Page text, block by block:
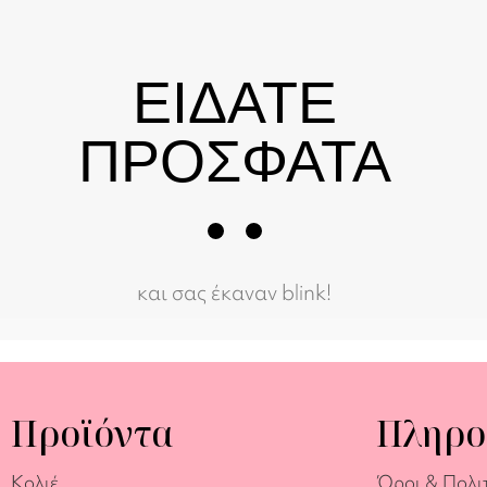
ΕΙΔΑΤΕ
ΠΡΟΣΦΑΤΑ
και σας έκαναν blink!
Προϊόντα